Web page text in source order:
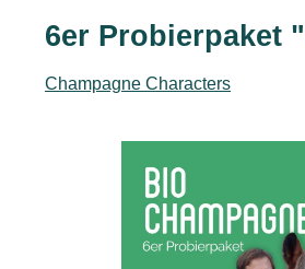
6er Probierpaket
Champagne Characters